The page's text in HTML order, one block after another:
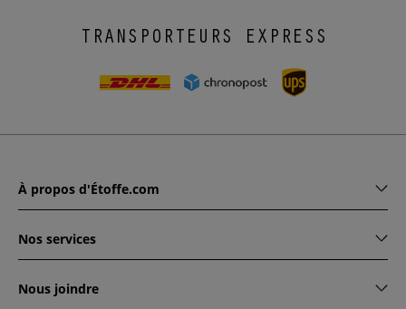
TRANSPORTEURS EXPRESS
À propos d'Étoffe.com
Nos services
Nous joindre